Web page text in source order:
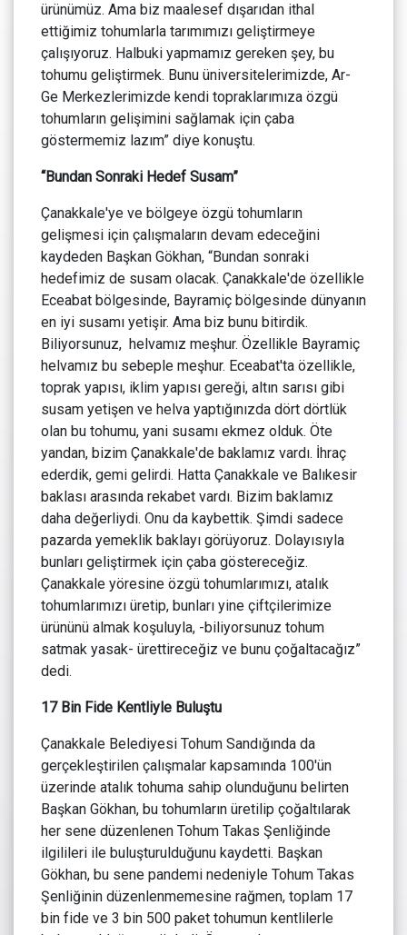
ürünümüz. Ama biz maalesef dışarıdan ithal
ettiğimiz tohumlarla tarımımızı geliştirmeye
çalışıyoruz. Halbuki yapmamız gereken şey, bu
tohumu geliştirmek. Bunu üniversitelerimizde, Ar-
Ge Merkezlerimizde kendi topraklarımıza özgü
tohumların gelişimini sağlamak için çaba
göstermemiz lazım” diye konuştu.
“Bundan Sonraki Hedef Susam”
Çanakkale'ye ve bölgeye özgü tohumların
gelişmesi için çalışmaların devam edeceğini
kaydeden Başkan Gökhan, “Bundan sonraki
hedefimiz de susam olacak. Çanakkale'de özellikle
Eceabat bölgesinde, Bayramiç bölgesinde dünyanın
en iyi susamı yetişir. Ama biz bunu bitirdik.
Biliyorsunuz, helvamız meşhur. Özellikle Bayramiç
helvamız bu sebeple meşhur. Eceabat'ta özellikle,
toprak yapısı, iklim yapısı gereği, altın sarısı gibi
susam yetişen ve helva yaptığınızda dört dörtlük
olan bu tohumu, yani susamı ekmez olduk. Öte
yandan, bizim Çanakkale'de baklamız vardı. İhraç
ederdik, gemi gelirdi. Hatta Çanakkale ve Balıkesir
baklası arasında rekabet vardı. Bizim baklamız
daha değerliydi. Onu da kaybettik. Şimdi sadece
pazarda yemeklik baklayı görüyoruz. Dolayısıyla
bunları geliştirmek için çaba göstereceğiz.
Çanakkale yöresine özgü tohumlarımızı, atalık
tohumlarımızı üretip, bunları yine çiftçilerimize
ürününü almak koşuluyla, -biliyorsunuz tohum
satmak yasak- ürettireceğiz ve bunu çoğaltacağız”
dedi.
17 Bin Fide Kentliyle Buluştu
Çanakkale Belediyesi Tohum Sandığında da
gerçekleştirilen çalışmalar kapsamında 100'ün
üzerinde atalık tohuma sahip olunduğunu belirten
Başkan Gökhan, bu tohumların üretilip çoğaltılarak
her sene düzenlenen Tohum Takas Şenliğinde
ilgilileri ile buluşturulduğunu kaydetti. Başkan
Gökhan, bu sene pandemi nedeniyle Tohum Takas
Şenliğinin düzenlenmemesine rağmen, toplam 17
bin fide ve 3 bin 500 paket tohumun kentlilerle